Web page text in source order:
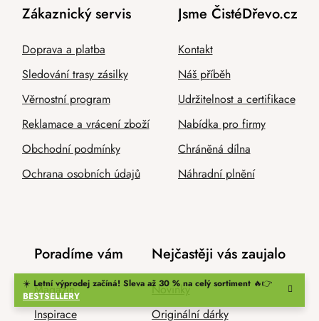
☀️ Letní výprodej začíná! Sleva až 30 % na celý sortiment 🔥👉
BESTSELLERY
Zákaznický servis
Doprava a platba
Sledování trasy zásilky
Věrnostní program
Reklamace a vrácení zboží
Obchodní podmínky
Ochrana osobních údajů
Jsme ČistéDřevo.cz
Kontakt
Náš příběh
Udržitelnost a certifikace
Nabídka pro firmy
Chráněná dílna
Náhradní plnění
Poradíme vám
Magazín
Inspirace
Nejčastěji vás zaujalo
Novinky
Originální dárky